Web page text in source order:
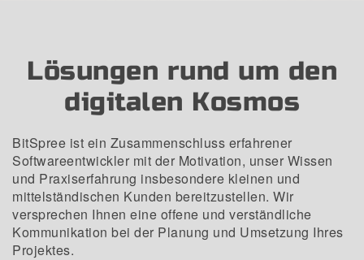
Lösungen rund um den
digitalen Kosmos
BitSpree ist ein Zusammenschluss erfahrener
Softwareentwickler mit der Motivation, unser Wissen
und Praxiserfahrung insbesondere kleinen und
mittelständischen Kunden bereitzustellen. Wir
versprechen Ihnen eine offene und verständliche
Kommunikation bei der Planung und Umsetzung Ihres
Projektes.